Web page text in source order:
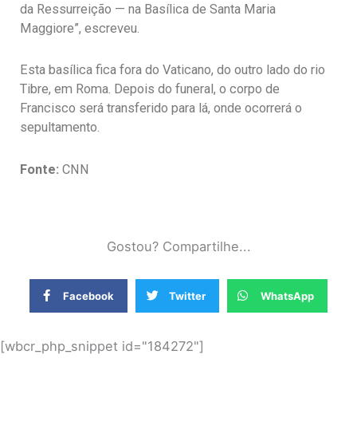
da Ressurreição — na Basílica de Santa Maria
Maggiore”, escreveu.
Esta basílica fica fora do Vaticano, do outro lado do rio
Tibre, em Roma. Depois do funeral, o corpo de
Francisco será transferido para lá, onde ocorrerá o
sepultamento.
Fonte: CNN
Gostou? Compartilhe...
Facebook Twitter WhatsApp
[wbcr_php_snippet id="184272"]